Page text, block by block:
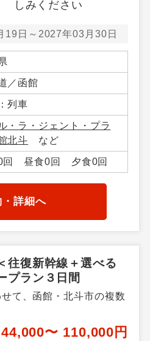
19日～2027年03月30日
／函館
列車
・ラ・ジェント・プラ
北斗 など
回 昼食0回 夕食0回
・詳細へ
往復新幹線＋選べる
プラン３日間
て、函館・北斗市の複数
44,000〜 110,000円